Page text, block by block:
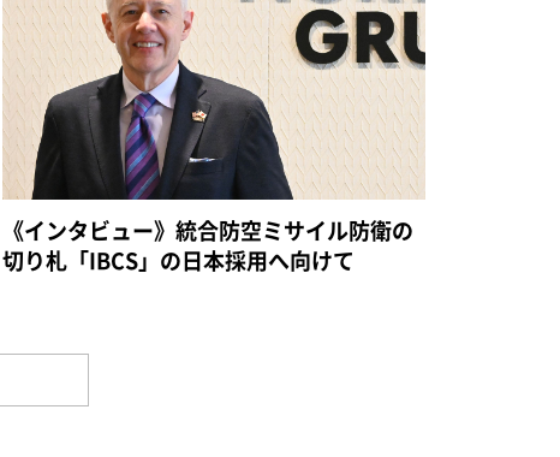
《インタビュー》統合防空ミサイル防衛の
切り札「IBCS」の日本採用へ向けて